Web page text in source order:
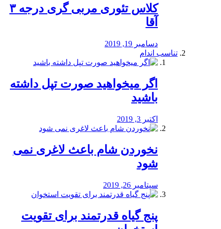
کلاس تئوری مربی گری درجه ۳
آقا
دسامبر 19, 2019
تناسب اندام
اگر میخواهید صورت تپل داشته
باشید
اکتبر 3, 2019
نخوردن شام باعث لاغری نمی
‌شود
سپتامبر 26, 2019
پنج گیاه قدرتمند برای تقویت